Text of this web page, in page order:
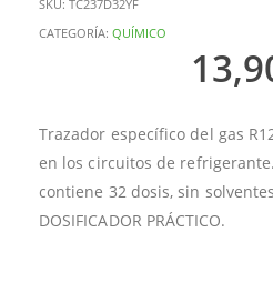
SKU: TC237D32YF
CATEGORÍA: QUÍMICO
Trazador específico del gas
en los circuitos de
contiene 32 dosis, sin
DOSIFICADOR PRÁCTICO.